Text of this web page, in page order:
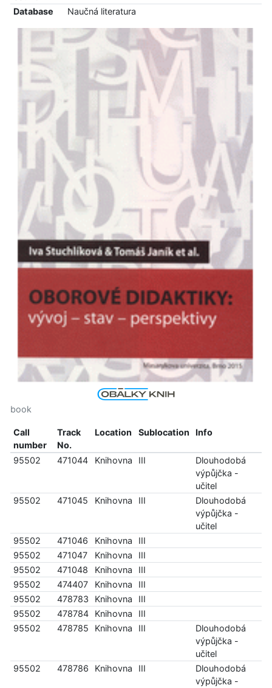
Database
Naučná literatura
book
Call
number
Track
No.
Location Sublocation Info
95502 471044 Knihovna III
Dlouhodobá
výpůjčka -
učitel
95502
471045 Knihovna III
Dlouhodobá
výpůjčka -
učitel
95502
471046 Knihovna
III
95502
471047 Knihovna
III
95502
471048 Knihovna
III
95502
474407 Knihovna
III
95502
478783 Knihovna
III
95502
478784 Knihovna
III
95502
478785 Knihovna III
Dlouhodobá
výpůjčka -
učitel
95502
478786 Knihovna III
Dlouhodobá
výpůjčka -